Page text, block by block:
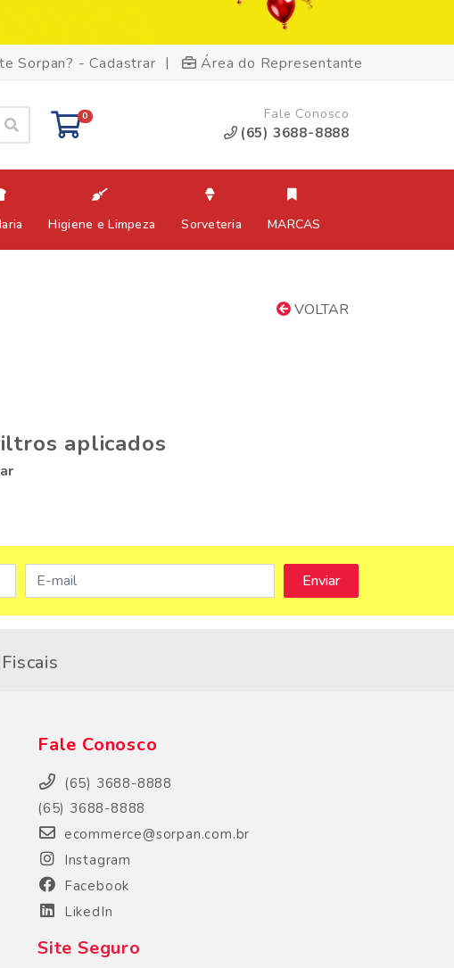
Sorpan? - Cadastrar | Área do Representante
0 Fale Conosco
(65) 3688-8888
Higiene e Limpeza Sorveteria MARCAS
VOLTAR
aplicados
Fale Conosco
(65) 3688-8888
(65) 3688-8888
ecommerce@sorpan.com.br
Instagram
Facebook
LikedIn
Site Seguro